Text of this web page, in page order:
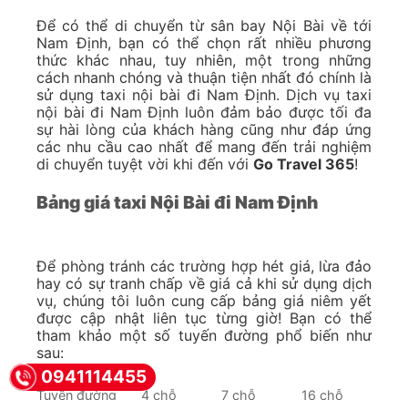
Để có thể di chuyển từ sân bay Nội Bài về tới
Nam Định, bạn có thể chọn rất nhiều phương
thức khác nhau, tuy nhiên, một trong những
cách nhanh chóng và thuận tiện nhất đó chính là
sử dụng taxi nội bài đi Nam Định. Dịch vụ taxi
nội bài đi Nam Định luôn đảm bảo được tối đa
sự hài lòng của khách hàng cũng như đáp ứng
các nhu cầu cao nhất để mang đến trải nghiệm
di chuyển tuyệt vời khi đến với Go Travel 365!
Bảng giá taxi Nội Bài đi Nam Định
Để phòng tránh các trường hợp hét giá, lừa đảo
hay có sự tranh chấp về giá cả khi sử dụng dịch
vụ, chúng tôi luôn cung cấp bảng giá niêm yết
được cập nhật liên tục từng giờ! Bạn có thể
tham khảo một số tuyến đường phổ biến như
sau:
Tuyến đường 4 chỗ 7 chỗ 16 chỗ
0941114455